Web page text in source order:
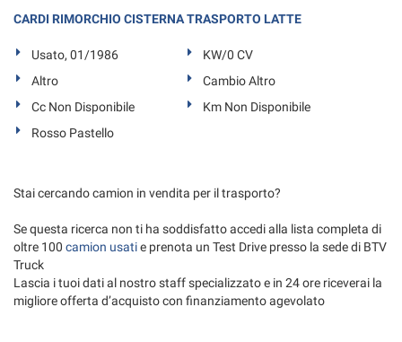
CARDI RIMORCHIO CISTERNA TRASPORTO LATTE
Usato, 01/1986
KW/0 CV
Altro
Cambio Altro
Cc Non Disponibile
Km Non Disponibile
Rosso Pastello
Stai cercando camion in vendita per il trasporto?
Se questa ricerca non ti ha soddisfatto accedi alla lista completa di
oltre 100 camion usatie prenota un Test Drive presso la sede di BTV
Truck
Lascia i tuoi dati al nostro staff specializzato e in 24 ore riceverai la
migliore offerta d’acquisto con finanziamento agevolato
Leggi
cookie
Salva
impostazioni